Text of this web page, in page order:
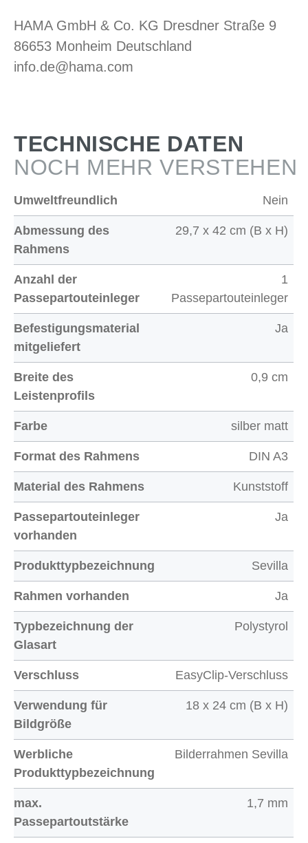
HAMA GmbH & Co. KG Dresdner Straße 9
86653 Monheim Deutschland
info.de@hama.com
TECHNISCHE DATEN
NOCH MEHR VERSTEHEN
Umweltfreundlich Nein
Abmessung des
Rahmens
29,7 x 42 cm (B x H)
Anzahl der
Passepartouteinleger
1
Passepartouteinleger
Befestigungsmaterial
mitgeliefert
Ja
Breite des
Leistenprofils
0,9 cm
Farbe silber matt
Format des Rahmens DIN A3
Material des Rahmens Kunststoff
Passepartouteinleger
vorhanden
Ja
Produkttypbezeichnung Sevilla
Rahmen vorhanden Ja
Typbezeichnung der
Glasart
Polystyrol
Verschluss EasyClip-Verschluss
Verwendung für
Bildgröße
18 x 24 cm (B x H)
Werbliche
Produkttypbezeichnung
Bilderrahmen Sevilla
max.
Passepartoutstärke
1,7 mm